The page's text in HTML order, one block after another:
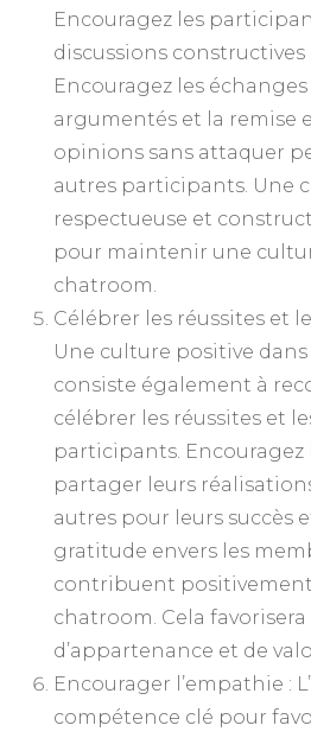
Encouragez les
discussions constructives
Encouragez les échanges
argumentés et la remise
opinions sans attaquer
autres participants. Une
respectueuse et
pour maintenir une
chatroom.
Célébrer les réussites et
Une culture positive
consiste également à
célébrer les réussites et
participants. Encouragez
partager leurs
autres pour leurs succès
gratitude envers les
contribuent positivement
chatroom. Cela
d’appartenance et de
Encourager l’empathie :
compétence clé pour